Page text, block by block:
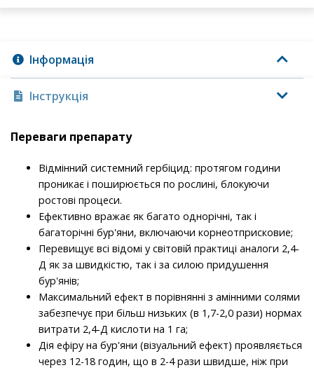
Інформація
Інструкція
Переваги препарату
Відмінний системний гербіцид: протягом години
проникає і поширюється по рослині, блокуючи
ростові процеси.
Ефективно вражає як багато однорічні, так і
багаторічні бур'яни, включаючи корнеотприсковие;
Перевищує всі відомі у світовій практиці аналоги 2,4-
Д як за швидкістю, так і за силою придушення
бур'янів;
Максимальний ефект в порівнянні з амінними солями
забезпечує при більш низьких (в 1,7-2,0 рази) нормах
витрати 2,4-Д кислоти на 1 га;
Дія ефіру на бур'яни (візуальний ефект) проявляється
через 12-18 годин, що в 2-4 рази швидше, ніж при